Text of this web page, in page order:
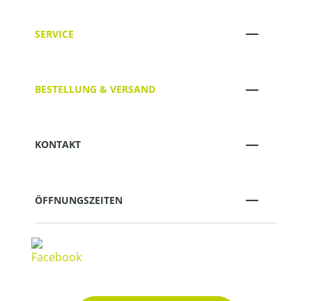
SERVICE
BESTELLUNG & VERSAND
KONTAKT
ÖFFNUNGSZEITEN